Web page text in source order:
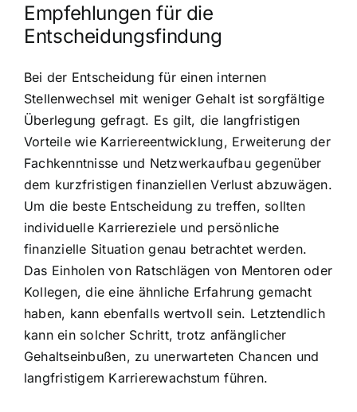
Empfehlungen für die
Entscheidungsfindung
Bei der Entscheidung für einen internen
Stellenwechsel mit weniger Gehalt ist sorgfältige
Überlegung gefragt. Es gilt, die langfristigen
Vorteile wie Karriereentwicklung, Erweiterung der
Fachkenntnisse und Netzwerkaufbau gegenüber
dem kurzfristigen finanziellen Verlust abzuwägen.
Um die beste Entscheidung zu treffen, sollten
individuelle Karriereziele und persönliche
finanzielle Situation genau betrachtet werden.
Das Einholen von Ratschlägen von Mentoren oder
Kollegen, die eine ähnliche Erfahrung gemacht
haben, kann ebenfalls wertvoll sein. Letztendlich
kann ein solcher Schritt, trotz anfänglicher
Gehaltseinbußen, zu unerwarteten Chancen und
langfristigem Karrierewachstum führen.